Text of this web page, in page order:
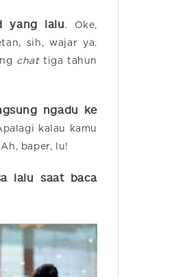
yang lalu . Oke,
sih, wajar ya.
chat tiga tahun
ngadu ke
kalau kamu
baper, lu!
lalu saat baca